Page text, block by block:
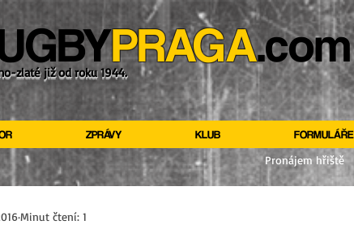
zlaté již od roku 1944.
ZPRÁVY KLUB FORMULÁŘE
Pronájem hřiště
Minut čtení: 1
PRAGA.com